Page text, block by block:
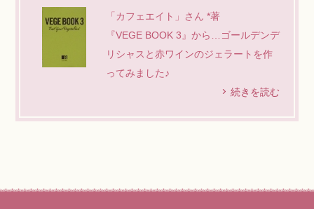
「カフェエイト」さん *著
『VEGE BOOK 3』から…ゴールデンデ
リシャスと赤ワインのジェラートを作
ってみました♪
続きを読む